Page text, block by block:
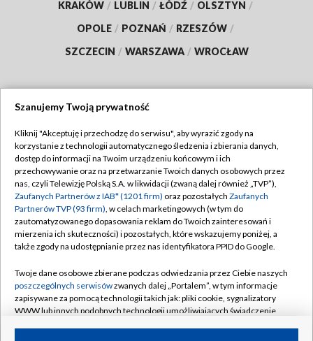
KRAKÓW / LUBLIN / ŁÓDŹ / OLSZTYN /
OPOLE / POZNAŃ / RZESZÓW /
SZCZECIN / WARSZAWA / WROCŁAW
TVP
Abonament TVP
Emisja w TVP
Centrum informacji TVP
Naziemna Telewizja Cyfrowa
Rada Programowa
System NOS
Informacje o nadawcy
Regulamin TVP
Polityka prywatności
Moje zgody
Pomoc
Kontakt
Kanały
Szanujemy Twoją prywatność
Kliknij "Akceptuję i przechodzę do serwisu", aby wyrazić zgody na
korzystanie z technologii automatycznego śledzenia i zbierania danych,
dostęp do informacji na Twoim urządzeniu końcowym i ich
przechowywanie oraz na przetwarzanie Twoich danych osobowych przez
nas, czyli Telewizję Polską S.A. w likwidacji (zwaną dalej również „TVP”),
Zaufanych Partnerów z IAB* (1201 firm) oraz pozostałych Zaufanych
Partnerów TVP (93 firm), w celach marketingowych (w tym do
zautomatyzowanego dopasowania reklam do Twoich zainteresowań i
mierzenia ich skuteczności) i pozostałych, które wskazujemy poniżej, a
także zgody na udostępnianie przez nas identyfikatora PPID do Google.
Twoje dane osobowe zbierane podczas odwiedzania przez Ciebie naszych
poszczególnych serwisówzwanych dalej „Portalem”, w tym informacje
zapisywane za pomocą technologii takich jak: pliki cookie, sygnalizatory
WWW lub innych podobnych technologii umożliwiających świadczenie